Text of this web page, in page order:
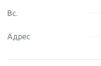
Вс.
Адрес